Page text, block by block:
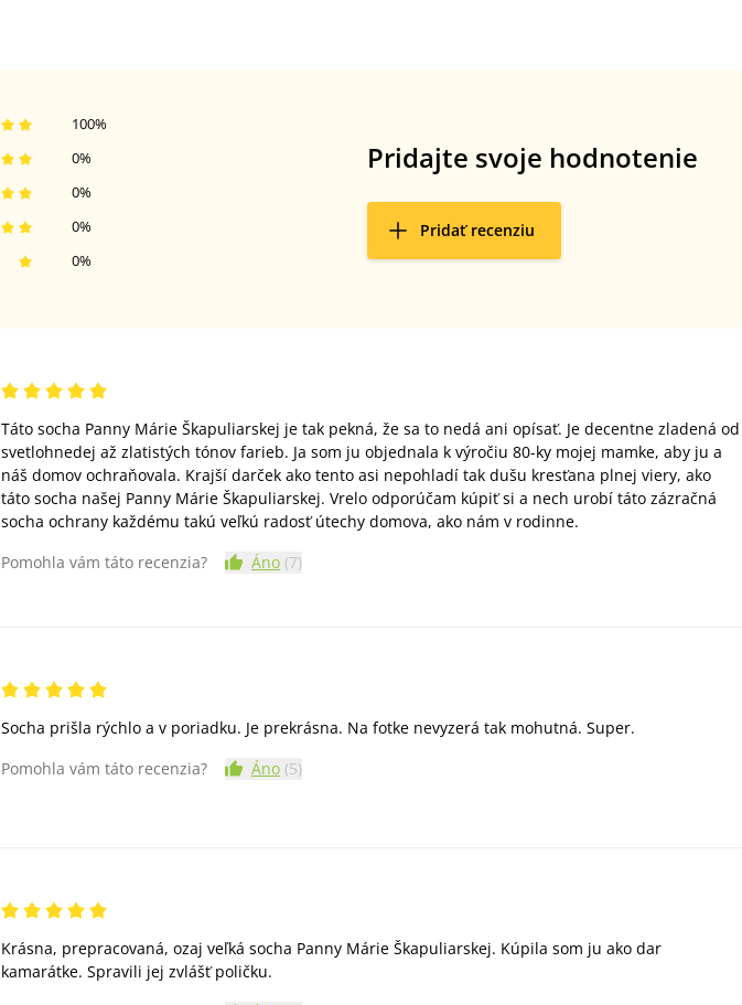
0%
0%
0%
0%
100%
Pridajte svoje hodnotenie
Pridať recenziu
Táto socha Panny Márie Škapuliarskej je tak pekná, že sa to nedá ani opísať. Je decentne zladená od
svetlohnedej až zlatistých tónov farieb. Ja som ju objednala k výročiu 80-ky mojej mamke, aby ju a
náš domov ochraňovala. Krajší darček ako tento asi nepohladí tak dušu kresťana plnej viery, ako
táto socha našej Panny Márie Škapuliarskej. Vrelo odporúčam kúpiť si a nech urobí táto zázračná
socha ochrany každému takú veľkú radosť útechy domova, ako nám v rodinne.
Pomohla vám táto recenzia?
Áno (7)
Socha prišla rýchlo a v poriadku. Je prekrásna. Na fotke nevyzerá tak mohutná. Super.
Pomohla vám táto recenzia?
Áno (5)
Krásna, prepracovaná, ozaj veľká socha Panny Márie Škapuliarskej. Kúpila som ju ako dar
kamarátke. Spravili jej zvlášť poličku.